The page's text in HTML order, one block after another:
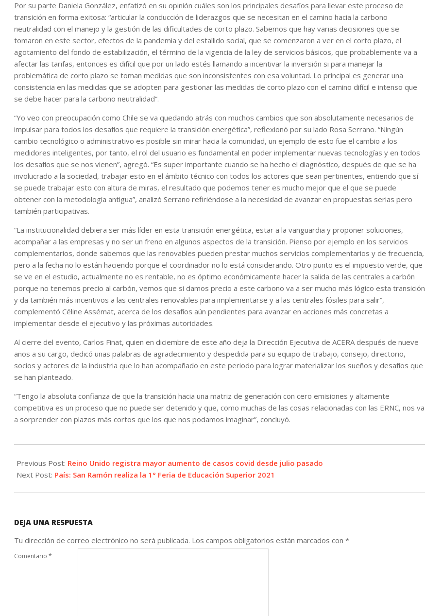
Por su parte Daniela González, enfatizó en su opinión cuáles son los principales desafíos para llevar este proceso de
transición en forma exitosa: “articular la conducción de liderazgos que se necesitan en el camino hacia la carbono
neutralidad con el manejo y la gestión de las dificultades de corto plazo. Sabemos que hay varias decisiones que se
tomaron en este sector, efectos de la pandemia y del estallido social, que se comenzaron a ver en el corto plazo, el
agotamiento del fondo de estabilización, el término de la vigencia de la ley de servicios básicos, que probablemente va a
afectar las tarifas, entonces es difícil que por un lado estés llamando a incentivar la inversión si para manejar la
problemática de corto plazo se toman medidas que son inconsistentes con esa voluntad. Lo principal es generar una
consistencia en las medidas que se adopten para gestionar las medidas de corto plazo con el camino difícil e intenso que
se debe hacer para la carbono neutralidad”.
“Yo veo con preocupación como Chile se va quedando atrás con muchos cambios que son absolutamente necesarios de
impulsar para todos los desafíos que requiere la transición energética”, reflexionó por su lado Rosa Serrano. “Ningún
cambio tecnológico o administrativo es posible sin mirar hacia la comunidad, un ejemplo de esto fue el cambio a los
medidores inteligentes, por tanto, el rol del usuario es fundamental en poder implementar nuevas tecnologías y en todos
los desafíos que se nos vienen”, agregó. “Es super importante cuando se ha hecho el diagnóstico, después de que se ha
involucrado a la sociedad, trabajar esto en el ámbito técnico con todos los actores que sean pertinentes, entiendo que sí
se puede trabajar esto con altura de miras, el resultado que podemos tener es mucho mejor que el que se puede
obtener con la metodología antigua”, analizó Serrano refiriéndose a la necesidad de avanzar en propuestas serias pero
también participativas.
“La institucionalidad debiera ser más líder en esta transición energética, estar a la vanguardia y proponer soluciones,
acompañar a las empresas y no ser un freno en algunos aspectos de la transición. Pienso por ejemplo en los servicios
complementarios, donde sabemos que las renovables pueden prestar muchos servicios complementarios y de frecuencia,
pero a la fecha no lo están haciendo porque el coordinador no lo está considerando. Otro punto es el impuesto verde, que
se ve en el estudio, actualmente no es rentable, no es óptimo económicamente hacer la salida de las centrales a carbón
porque no tenemos precio al carbón, vemos que si damos precio a este carbono va a ser mucho más lógico esta transición
y da también más incentivos a las centrales renovables para implementarse y a las centrales fósiles para salir”,
complementó Céline Assémat, acerca de los desafíos aún pendientes para avanzar en acciones más concretas a
implementar desde el ejecutivo y las próximas autoridades.
Al cierre del evento, Carlos Finat, quien en diciembre de este año deja la Dirección Ejecutiva de ACERA después de nueve
años a su cargo, dedicó unas palabras de agradecimiento y despedida para su equipo de trabajo, consejo, directorio,
socios y actores de la industria que lo han acompañado en este periodo para lograr materializar los sueños y desafíos que
se han planteado.
“Tengo la absoluta confianza de que la transición hacia una matriz de generación con cero emisiones y altamente
competitiva es un proceso que no puede ser detenido y que, como muchas de las cosas relacionadas con las ERNC, nos va
a sorprender con plazos más cortos que los que nos podamos imaginar”, concluyó.
12-
02
Previous Post: Reino Unido registra mayor aumento de casos covid desde julio pasado
Next Post: País: San Ramón realiza la 1° Feria de Educación Superior 2021
DEJA UNA RESPUESTA
Tu dirección de correo electrónico no será publicada. Los campos obligatorios están marcados con *
Comentario *